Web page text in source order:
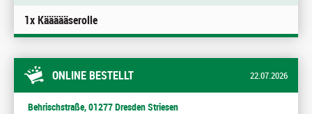
1x Käääääserolle
ONLINE BESTELLT 22.07.2026
Behrischstraße, 01277 Dresden Striesen